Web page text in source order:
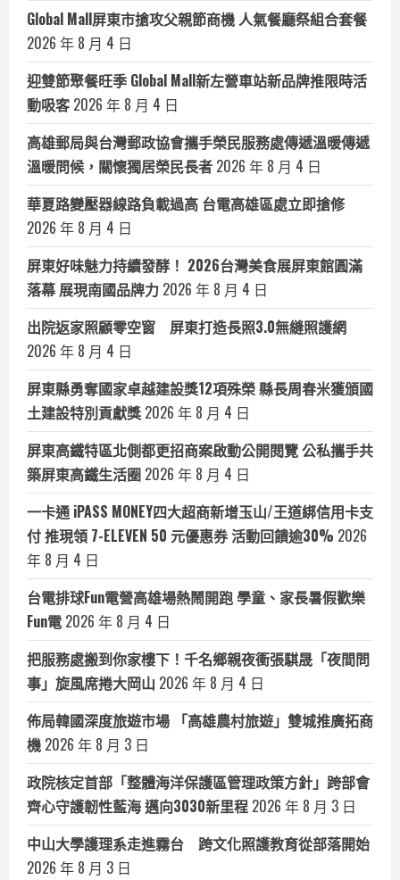
Global Mall屏東市搶攻父親節商機 人氣餐廳祭組合套餐
2026 年 8 月 4 日
迎雙節聚餐旺季 Global Mall新左營車站新品牌推限時活
動吸客 2026 年 8 月 4 日
高雄郵局與台灣郵政協會攜手榮民服務處傳遞溫暖傳遞
溫暖問候，關懷獨居榮民長者 2026 年 8 月 4 日
華夏路變壓器線路負載過高 台電高雄區處立即搶修
2026 年 8 月 4 日
屏東好味魅力持續發酵！ 2026台灣美食展屏東館圓滿
落幕 展現南國品牌力 2026 年 8 月 4 日
出院返家照顧零空窗 屏東打造長照3.0無縫照護網
2026 年 8 月 4 日
屏東縣勇奪國家卓越建設獎12項殊榮 縣長周春米獲頒國
土建設特別貢獻獎 2026 年 8 月 4 日
屏東高鐵特區北側都更招商案啟動公開閱覽 公私攜手共
築屏東高鐵生活圈 2026 年 8 月 4 日
一卡通 iPASS MONEY四大超商新增玉山/王道綁信用卡支
付 推現領 7-ELEVEN 50 元優惠券 活動回饋逾30% 2026
年 8 月 4 日
台電排球Fun電營高雄場熱鬧開跑 學童、家長暑假歡樂
Fun電 2026 年 8 月 4 日
把服務處搬到你家樓下！千名鄉親夜衝張騏晟「夜間問
事」旋風席捲大岡山 2026 年 8 月 4 日
佈局韓國深度旅遊市場 「高雄農村旅遊」雙城推廣拓商
機 2026 年 8 月 3 日
政院核定首部「整體海洋保護區管理政策方針」跨部會
齊心守護韌性藍海 邁向3030新里程 2026 年 8 月 3 日
中山大學護理系走進霧台 跨文化照護教育從部落開始
2026 年 8 月 3 日